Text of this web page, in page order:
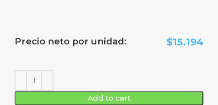
Precio neto por unidad: $15.194
Add to cart